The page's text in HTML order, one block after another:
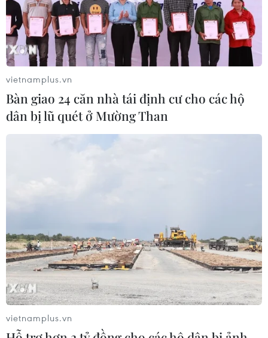
TIN CÙNG CHUYÊN MỤC
vietnamplus.vn
Bàn giao 24 căn nhà tái định cư cho các hộ
dân bị lũ quét ở Mường Than
vietnamplus.vn